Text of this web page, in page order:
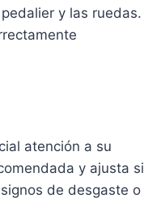
y las ruedas.
atención a su
y ajusta si
de desgaste o